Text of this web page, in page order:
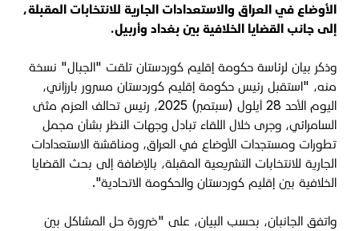
الأوضاع في العراق والاستعدادات الجارية للانتخابات المقبلة،
إلى جانب القضايا الخلافية بين بغداد وأربيل.
وذكر بيان لرئاسة حكومة إقليم كوردستان تلقت "الجبال" نسخة
منه، "استقبل رئيس حكومة إقليم كوردستان مسرور بارزاني،
اليوم الأحد 28 أيلول (سبتمبر) 2025، رئيس تحالف العزم مثنى
السامرائي، وجرى خلال اللقاء تبادل وجهات النظر بشأن مجمل
تطورات ومستجدات الأوضاع في العراق، ومناقشة الاستعدادات
الجارية للانتخابات التشريعية المقبلة، بالإضافة إلى بحث القضايا
الخلافية بين إقليم كوردستان والحكومة الاتحادية".
واتفق الجانبان، بحسب البيان، على "ضرورة حل المشاكل بين